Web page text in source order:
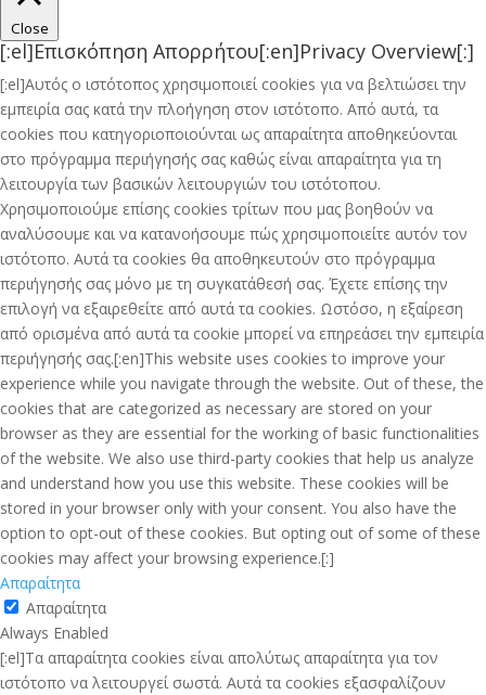
Close
[:el]Επισκόπηση Απορρήτου[:en]Privacy Overview[:]
[:el]Αυτός ο ιστότοπος χρησιμοποιεί cookies για να βελτιώσει την
εμπειρία σας κατά την πλοήγηση στον ιστότοπο. Από αυτά, τα
cookies που κατηγοριοποιούνται ως απαραίτητα αποθηκεύονται
στο πρόγραμμα περιήγησής σας καθώς είναι απαραίτητα για τη
λειτουργία των βασικών λειτουργιών του ιστότοπου.
Χρησιμοποιούμε επίσης cookies τρίτων που μας βοηθούν να
αναλύσουμε και να κατανοήσουμε πώς χρησιμοποιείτε αυτόν τον
ιστότοπο. Αυτά τα cookies θα αποθηκευτούν στο πρόγραμμα
περιήγησής σας μόνο με τη συγκατάθεσή σας. Έχετε επίσης την
επιλογή να εξαιρεθείτε από αυτά τα cookies. Ωστόσο, η εξαίρεση
από ορισμένα από αυτά τα cookie μπορεί να επηρεάσει την εμπειρία
περιήγησής σας.[:en]This website uses cookies to improve your
experience while you navigate through the website. Out of these, the
cookies that are categorized as necessary are stored on your
browser as they are essential for the working of basic functionalities
of the website. We also use third-party cookies that help us analyze
and understand how you use this website. These cookies will be
stored in your browser only with your consent. You also have the
option to opt-out of these cookies. But opting out of some of these
cookies may affect your browsing experience.[:]
Απαραίτητα
Απαραίτητα
Always Enabled
[:el]Τα απαραίτητα cookies είναι απολύτως απαραίτητα για τον
ιστότοπο να λειτουργεί σωστά. Αυτά τα cookies εξασφαλίζουν